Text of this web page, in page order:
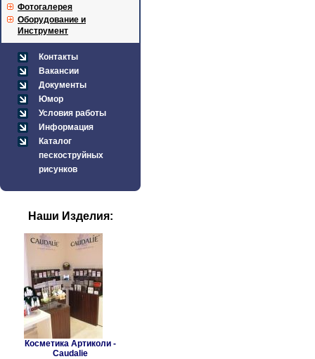
Фотогалерея
Оборудование и
Инструмент
Контакты
Вакансии
Документы
Юмор
Условия работы
Информация
Каталог
пескоструйных
рисунков
Наши Изделия:
Косметика Артиколи -
Caudalie